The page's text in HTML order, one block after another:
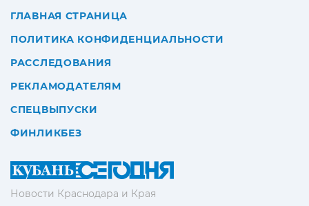
Новости Краснодара и Края
ГЛАВНАЯ СТРАНИЦА
ПОЛИТИКА КОНФИДЕНЦИАЛЬНОСТИ
РАССЛЕДОВАНИЯ
РЕКЛАМОДАТЕЛЯМ
СПЕЦВЫПУСКИ
ФИНЛИКБЕЗ